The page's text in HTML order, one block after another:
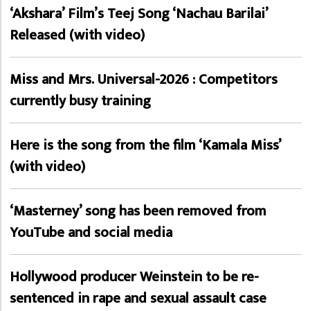
‘Akshara’ Film’s Teej Song ‘Nachau Barilai’
Released (with video)
Miss and Mrs. Universal-2026 : Competitors
currently busy training
Here is the song from the film ‘Kamala Miss’
(with video)
‘Masterney’ song has been removed from
YouTube and social media
Hollywood producer Weinstein to be re-
sentenced in rape and sexual assault case